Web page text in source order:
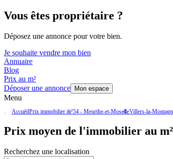
Vous êtes propriétaire ?
Déposez une annonce pour votre bien.
Je souhaite vendre mon bien
Annuaire
Blog
Prix au m²
Déposer une annonce
Mon espace
Menu
AccueilPrix immobilier m²54 - Meurthe-et-MoselleVillers-la-
Prix moyen de l'immobilier au
Recherchez une localisation